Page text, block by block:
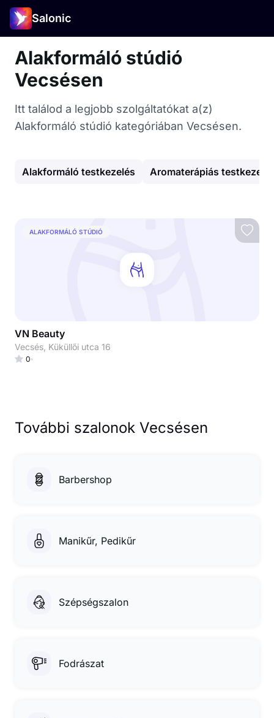
Salonic
Alakformáló stúdió
Vecsésen
Itt találod a legjobb szolgáltatókat a(z)
Alakformáló stúdió kategóriában Vecsésen.
Alakformáló testkezelés Aromaterápiás
ALAKFORMÁLÓ STÚDIÓ
VN Beauty
Vecsés, Küküllői utca 16
0
További szalonok Vecsésen
Barbershop
Manikűr, Pedikűr
Szépségszalon
Fodrászat